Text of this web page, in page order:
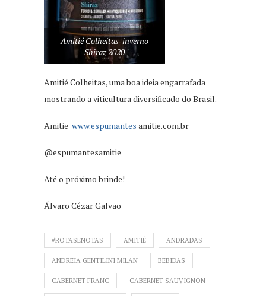
Amitié Colheitas-inverno
Shiraz 2020
Amitié Colheitas, uma boa ideia engarrafada
mostrando a viticultura diversificado do Brasil.
Amitie www.espumantes amitie.com.br
@espumantesamitie
Até o próximo brinde!
Álvaro Cézar Galvão
#ROTASENOTAS AMITIÉ ANDRADAS
ANDREIA GENTILINI MILAN BEBIDAS
CABERNET FRANC CABERNET SAUVIGNON